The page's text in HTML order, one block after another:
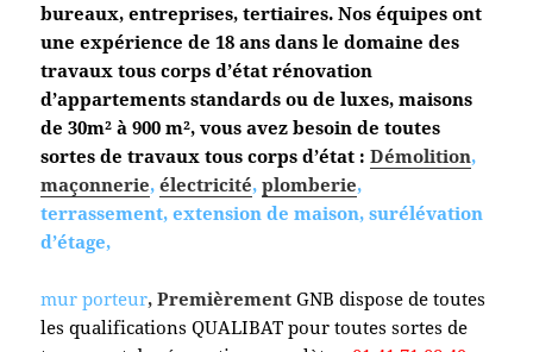
bureaux, entreprises, tertiaires. Nos équipes ont
une expérience de 18 ans dans le domaine des
travaux tous corps d’état rénovation
d’appartements standards ou de luxes, maisons
de 30m² à 900 m², vous avez besoin de toutes
sortes de travaux tous corps d’état : Démolition,
maçonnerie,électricité,plomberie,
terrassement, extension de maison, surélévation
d’étage,
mur porteur, PremièrementGNB dispose de toutes
les qualifications QUALIBAT pour toutes sortes de